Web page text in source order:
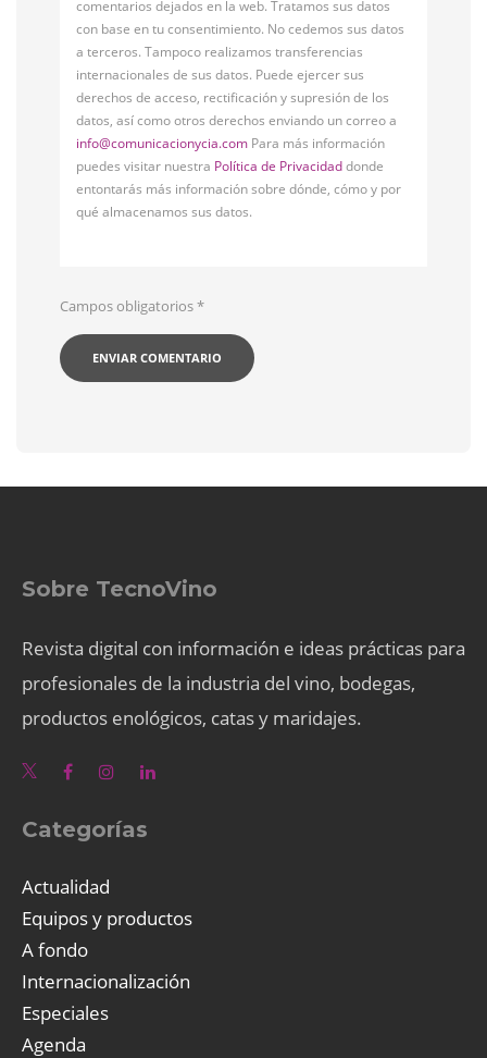
comentarios dejados en la web. Tratamos sus datos
con base en tu consentimiento. No cedemos sus datos
a terceros. Tampoco realizamos transferencias
internacionales de sus datos. Puede ejercer sus
derechos de acceso, rectificación y supresión de los
datos, así como otros derechos enviando un correo a
info@comunicacionycia.com Para más información
puedes visitar nuestra Política de Privacidaddonde
entontarás más información sobre dónde, cómo y por
qué almacenamos sus datos.
Campos obligatorios*
Sobre TecnoVino
Revista digital con información e ideas prácticas para
profesionales de la industria del vino, bodegas,
productos enológicos, catas y maridajes.
Categorías
Actualidad
Equipos y productos
A fondo
Internacionalización
Especiales
Agenda